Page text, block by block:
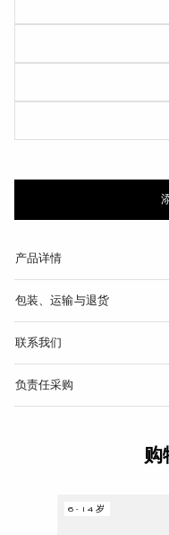
产品详情
包装、运输与退货
联系我们
负责任采购
购
6-14岁